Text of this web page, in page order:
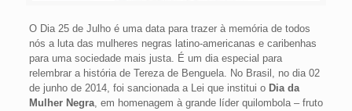
O Dia 25 de Julho é uma data para trazer à memória de todos
nós a luta das mulheres negras latino-americanas e caribenhas
para uma sociedade mais justa. É um dia especial para
relembrar a história de Tereza de Benguela. No Brasil, no dia 02
de junho de 2014, foi sancionada a Lei que institui o Dia da
Mulher Negra, em homenagem à grande líder quilombola – fruto